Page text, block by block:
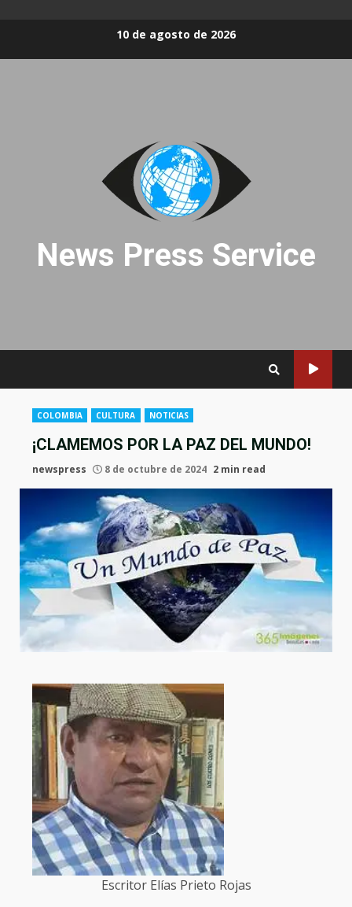
10 de agosto de 2026
News Press Service
COLOMBIA CULTURA NOTICIAS
¡CLAMEMOS POR LA PAZ DEL MUNDO!
newspress 8 de octubre de 2024 2 min read
Escritor Elías Prieto Rojas